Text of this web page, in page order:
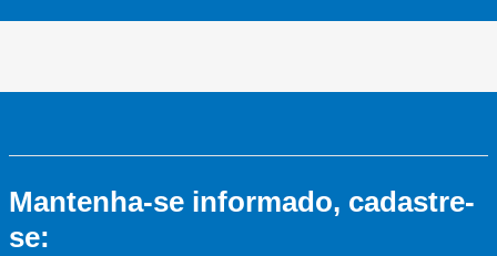
Mantenha-se informado, cadastre-
se: